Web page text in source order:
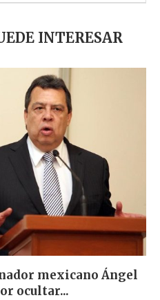
INTERESAR
mexicano Ángel
ocultar...